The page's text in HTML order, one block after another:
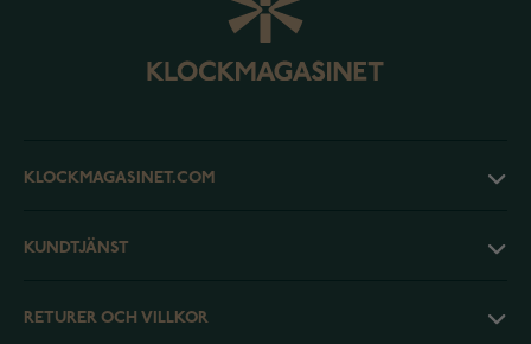
KLOCKMAGASINET.COM
KUNDTJÄNST
RETURER OCH VILLKOR